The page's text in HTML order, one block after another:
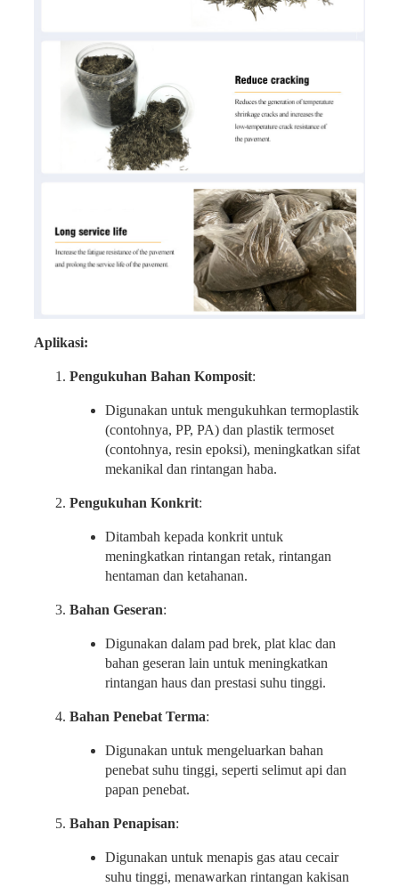
Aplikasi:
Pengukuhan Bahan Komposit:
Digunakan untuk mengukuhkan termoplastik
(contohnya, PP, PA) dan plastik termoset
(contohnya, resin epoksi), meningkatkan sifat
mekanikal dan rintangan haba.
Pengukuhan Konkrit:
Ditambah kepada konkrit untuk
meningkatkan rintangan retak, rintangan
hentaman dan ketahanan.
Bahan Geseran:
Digunakan dalam pad brek, plat klac dan
bahan geseran lain untuk meningkatkan
rintangan haus dan prestasi suhu tinggi.
Bahan Penebat Terma:
Digunakan untuk mengeluarkan bahan
penebat suhu tinggi, seperti selimut api dan
papan penebat.
Bahan Penapisan:
Digunakan untuk menapis gas atau cecair
suhu tinggi, menawarkan rintangan kakisan